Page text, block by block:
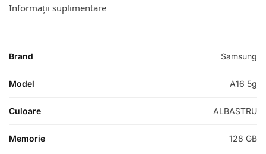
Informații suplimentare
Brand Samsung
Model A16 5g
Culoare ALBASTRU
Memorie 128 GB